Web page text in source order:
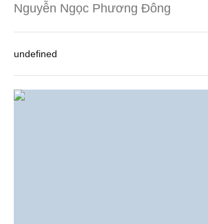
Nguyễn Ngọc Phương Đông
undefined